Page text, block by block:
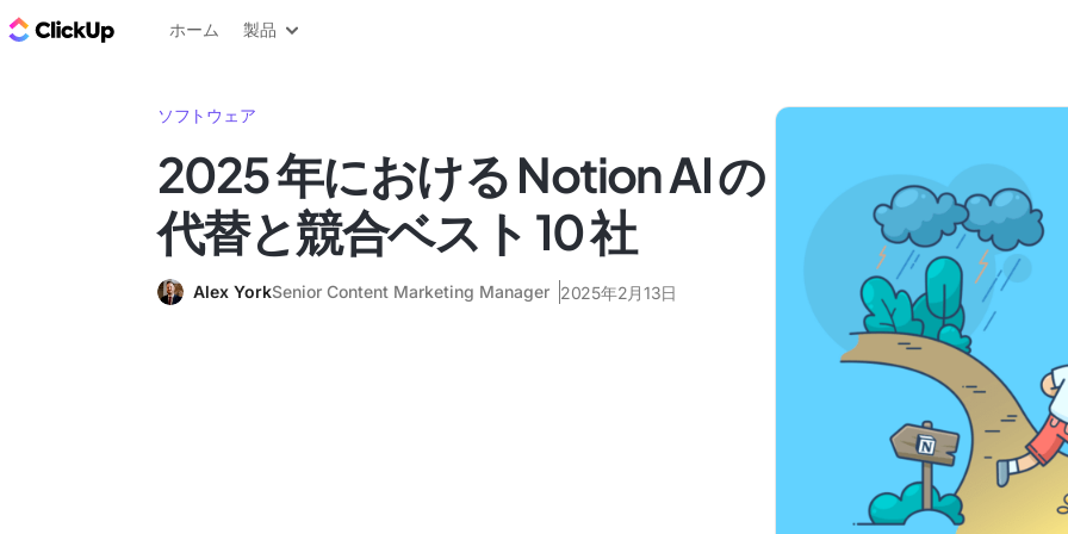
ClickUp ブログ
ホーム 製品
ソフトウェア
2025 年における Notion AI の
代替と競合ベスト 10 社
Alex YorkSenior Content Marketing Manager 2025年2月13日